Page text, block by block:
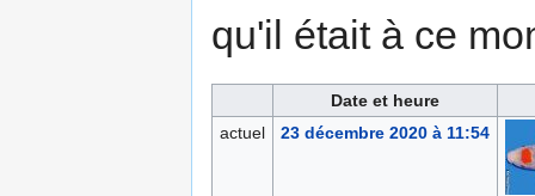
qu'il était à ce
Date et heure
actuel
23 décembre 2020 à 11:54